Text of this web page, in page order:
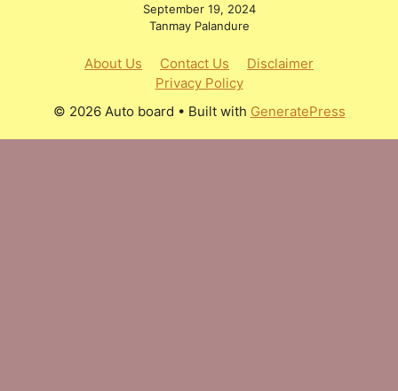
September 19, 2024
Tanmay Palandure
About Us Contact Us
Disclaimer
Privacy Policy
© 2026 Auto board • Built with GeneratePress